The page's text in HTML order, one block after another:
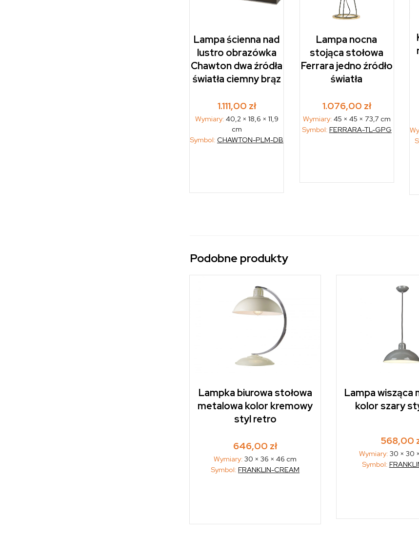
Lampa ścienna nad
lustro obrazówka
Chawton dwa źródła
światła ciemny brąz
1.111,00 zł
Wymiary: 40,2 × 18,6 × 11,9
cm
Symbol: CHAWTON-PLM-DB
Lampa nocna
stojąca stołowa
Ferrara jedno źródło
światła
1.076,00 zł
Wymiary: 45 × 45 × 73,7 cm
Symbol: FERRARA-TL-GPG
Podobne produkty
Lampka biurowa stołowa
metalowa kolor kremowy
styl retro
646,00 zł
Wymiary:30 × 36 × 46 cm
Symbol:FRANKLIN-CREAM
Lampa wisząca
kolor szary
568,00
Wymiary: 30 × 30
Symbol: